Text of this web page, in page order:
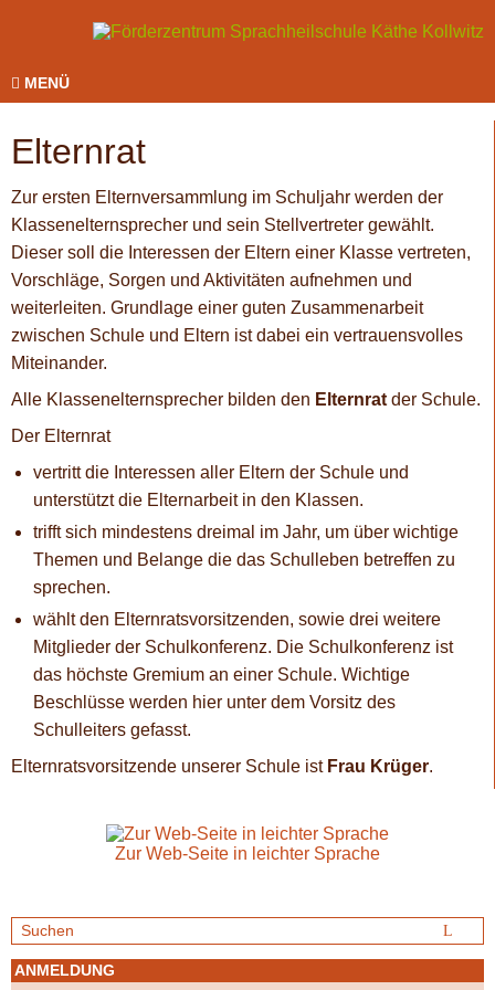
MENÜ
Elternrat
Zur ersten Elternversammlung im Schuljahr werden der
Klassenelternsprecher und sein Stellvertreter gewählt.
Dieser soll die Interessen der Eltern einer Klasse vertreten,
Vorschläge, Sorgen und Aktivitäten aufnehmen und
weiterleiten. Grundlage einer guten Zusammenarbeit
zwischen Schule und Eltern ist dabei ein vertrauensvolles
Miteinander.
Alle Klassenelternsprecher bilden den Elternrat der Schule.
Der Elternrat
vertritt die Interessen aller Eltern der Schule und
unterstützt die Elternarbeit in den Klassen.
trifft sich mindestens dreimal im Jahr, um über wichtige
Themen und Belange die das Schulleben betreffen zu
sprechen.
wählt den Elternratsvorsitzenden, sowie drei weitere
Mitglieder der Schulkonferenz. Die Schulkonferenz ist
das höchste Gremium an einer Schule. Wichtige
Beschlüsse werden hier unter dem Vorsitz des
Schulleiters gefasst.
Elternratsvorsitzende unserer Schule ist Frau Krüger.
Zur Web-Seite in leichter Sprache
ANMELDUNG